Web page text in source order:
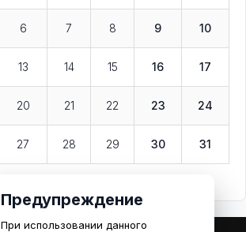
6 7 8 9 10
13 14 15 16 17
20 21 22 23 24
27 28 29 30 31
Предупреждение
При использовании данного